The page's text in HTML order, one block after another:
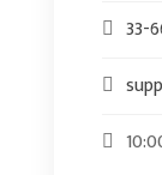
33-